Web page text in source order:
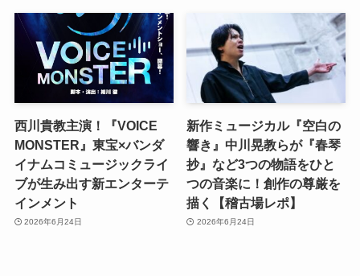
西川貴教主演！『VOICE
MONSTER』東宝×バンダ
イナムコミュージックライ
ブが生み出す新エンターテ
インメント
2026年6月24日
新作ミュージカル『空白の
響き』中川晃教らが『春琴
抄』など3つの物語をひと
つの音楽に！創作の尊厳を
描く【稽古場レポ】
2026年6月24日